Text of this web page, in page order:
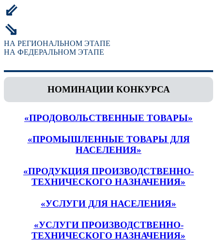
⇙
⇘
НА РЕГИОНАЛЬНОМ ЭТАПЕ
НА ФЕДЕРАЛЬНОМ ЭТАПЕ
НОМИНАЦИИ КОНКУРСА
«ПРОДОВОЛЬСТВЕННЫЕ ТОВАРЫ»
«ПРОМЫШЛЕННЫЕ ТОВАРЫ ДЛЯ
НАСЕЛЕНИЯ»
«ПРОДУКЦИЯ ПРОИЗВОДСТВЕННО-
ТЕХНИЧЕСКОГО НАЗНАЧЕНИЯ»
«УСЛУГИ ДЛЯ НАСЕЛЕНИЯ»
«УСЛУГИ ПРОИЗВОДСТВЕННО-
ТЕХНИЧЕСКОГО НАЗНАЧЕНИЯ»